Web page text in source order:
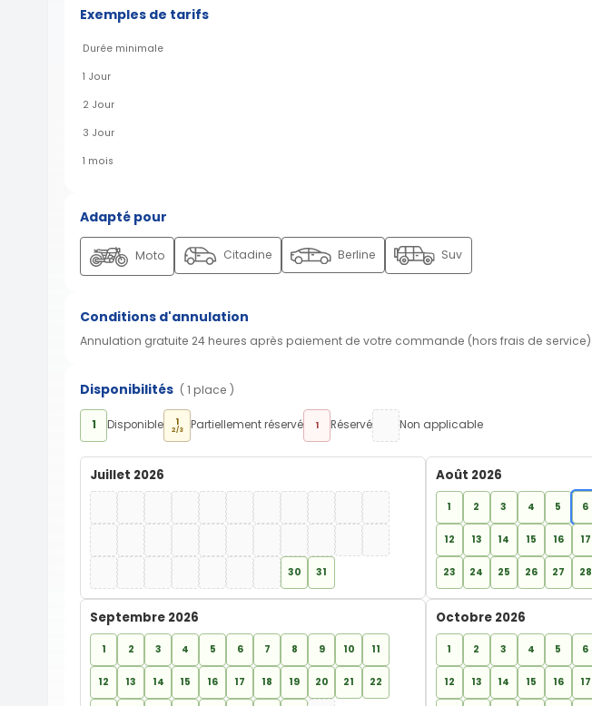
Exemples de tarifs
Durée minimale
1 Jour
2 Jour
3 Jour
1 mois
Adapté pour
Moto Citadine Berline Suv
Conditions d'annulation
Annulation gratuite 24 heures après paiement de votre commande (hors frais de service)
Disponibilités ( 1 place )
1 Disponible 1
2/3 Partiellement réservé 1 Réservé Non applicable
Juillet 2026
30 31
Août 2026
1 2 3 4 5 6
12 13 14 15 16 17
23 24 25 26 27 28
Septembre 2026
1 2 3 4 5 6 7 8 9 10 11
12 13 14 15 16 17 18 19 20 21 22
Octobre 2026
1 2 3 4 5 6
12 13 14 15 16 17